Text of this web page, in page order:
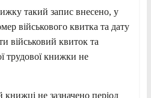
такий запис внесено, у
військового квитка та дату
військовий квиток та
трудової книжки не
не зазначено період